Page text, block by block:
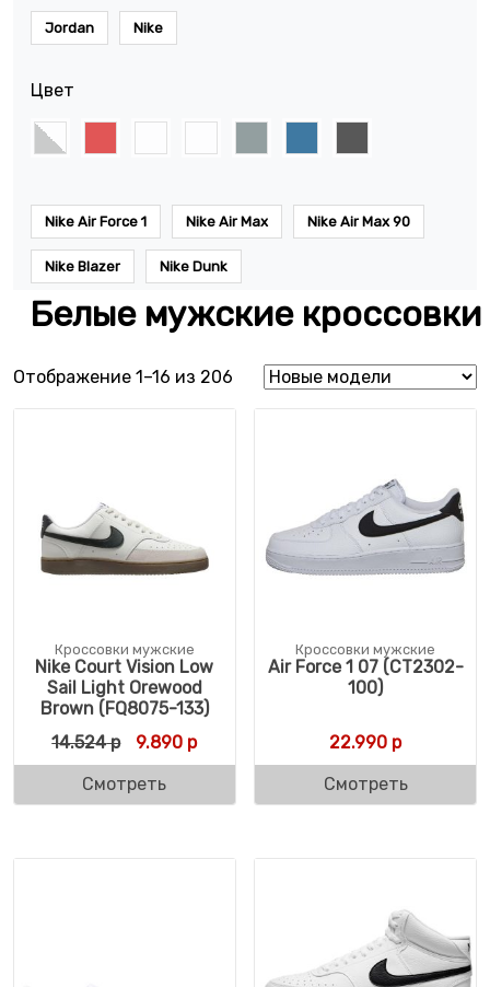
Белые мужские кроссовки
Отображение 1–16 из 206 Сортировка: самые недавние
Кроссовки мужские
Nike Court Vision Low
Sail Light Orewood
Brown (FQ8075-133)
14.524р Первоначальная цена составляла 14.524
9.890 рТекущая цена: 9.890 р.
Смотреть
Кроссовки мужские
Air Force 1 07 (CT2302-
100)
22.990 р
Смотреть
Jordan Nike
Цвет
Nike Air Force 1 Nike Air Max Nike Air Max 90
Nike Blazer Nike Dunk